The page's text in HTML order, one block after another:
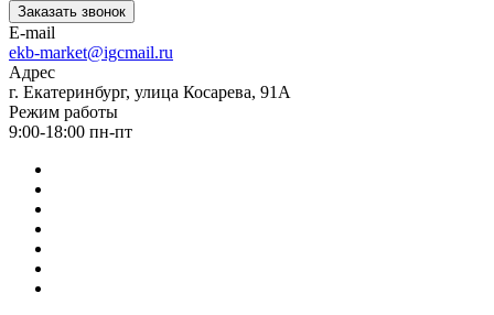
Заказать звонок
E-mail
ekb-market@igcmail.ru
Адрес
г. Екатеринбург, улица Косарева, 91А
Режим работы
9:00-18:00 пн-пт